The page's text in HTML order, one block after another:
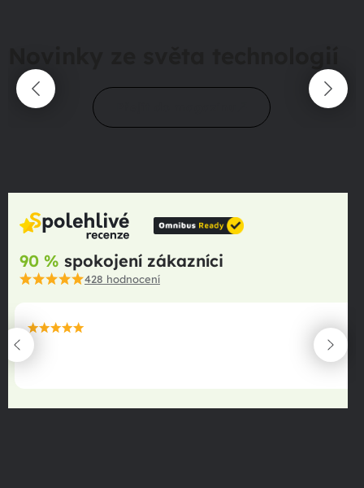
90 % spokojení zákazníci
428 hodnocení
maximální spokojenost
22.06.2025